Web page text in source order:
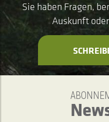
Sie haben Fragen,
Auskunft